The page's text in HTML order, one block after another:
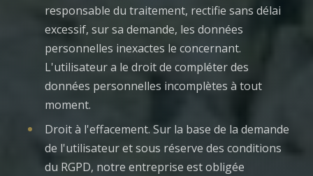
responsable du traitement, rectifie sans délai
excessif, sur sa demande, les données
personnelles inexactes le concernant.
L'utilisateur a le droit de compléter des
données personnelles incomplètes à tout
moment.
Droit à l'effacement. Sur la base de la demande
de l'utilisateur et sous réserve des conditions
du RGPD, notre entreprise est obligée